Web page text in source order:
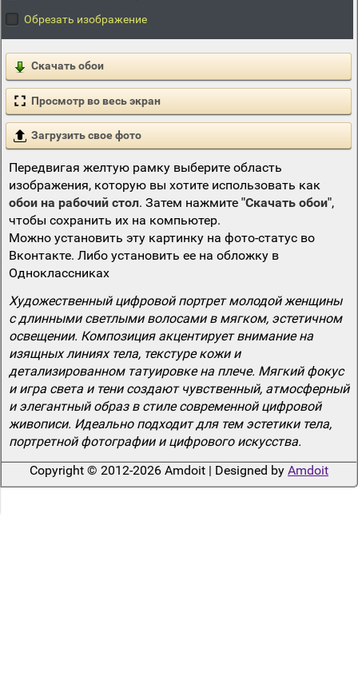
Обрезать изображение
Скачать обои
Просмотр во весь экран
Загрузить свое фото
Передвигая желтую рамку выберите область
изображения, которую вы хотите использовать как
обои на рабочий стол. Затем нажмите "Скачать обои",
чтобы сохранить их на компьютер.
Можно установить эту картинку на фото-статус во
Вконтакте. Либо установить ее на обложку в
Одноклассниках
Художественный цифровой портрет молодой женщины
с длинными светлыми волосами в мягком, эстетичном
освещении. Композиция акцентирует внимание на
изящных линиях тела, текстуре кожи и
детализированном татуировке на плече. Мягкий фокус
и игра света и тени создают чувственный, атмосферный
и элегантный образ в стиле современной цифровой
живописи. Идеально подходит для тем эстетики тела,
портретной фотографии и цифрового искусства.
Copyright © 2012-2026 Amdoit | Designed by Amdoit